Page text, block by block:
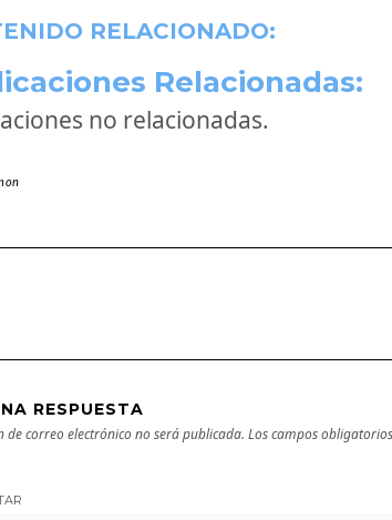
RELACIONADO:
Relacionadas:
no relacionadas.
RESPUESTA
de correo electrónico no será publicada. Los campos